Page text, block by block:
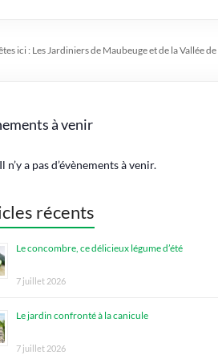
ici : Les Jardiniers de Maubeuge et de la Vallée
à venir
Il n’y a pas d’évènements à venir.
récents
Le concombre, ce délicieux légume d’été
7 juillet 2026
Le jardin confronté à la canicule
7 juillet 2026